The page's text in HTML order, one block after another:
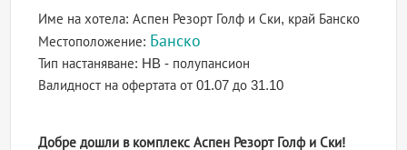
Име на хотела:Аспен Резорт Голф и Ски, край Банско
Местоположение: Банско
Тип настаняване: HB - полупансион
Валидност на офертатаот 01.07 до 31.10
Добре дошли в комплекс Аспен Резорт Голф и Ски!